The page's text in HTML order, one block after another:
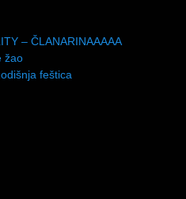
– ČLANARINAAAAA
žao
feštica